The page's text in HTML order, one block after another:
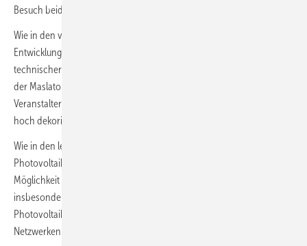
Besuch beider Veranstaltungen zu ermöglichen.
Wie in den vergangenen Jahren wird sich das Forum den aktuellen
Entwicklungen und Herausforderungen der Photovoltaik aus
technischer und rechtlicher Sicht widmen. Neben der Expertise
der Maslaton Rechtsanwaltsgesellschaft auf rechtlicher Ebene hat der
Veranstalter eine Auswahl von in der Branche bestens vernetzten und
hoch dekorierten Ausstellern gewonnen.
Wie in den letzten Jahren bereits bewährt, bietet das Leipziger
Photovoltaikforum damit auch in der 5. Auflage nicht nur die
Möglichkeit der fachlichen Weiterbildung, sondern ermöglicht
insbesondere auch das Knüpfen neuer und wertvoller Kontakte in der
Photovoltaik-Branche und eignet sich somit hervorragend zum
Netzwerken.